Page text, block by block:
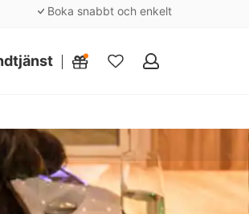
Boka snabbt och enkelt
Mina